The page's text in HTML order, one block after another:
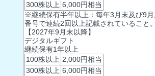
300株以上 6,000円相当
※継続保有半年以上：毎年3月末及び9
番号で連続2回以上記載されていること。
【2027年9月末以降】
デジタルギフト
継続保有1年以上
100株以上 2,000円相当
300株以上 6,000円相当